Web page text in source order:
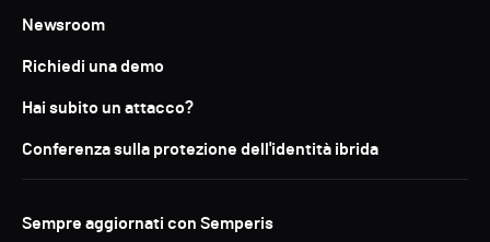
Newsroom
Richiedi una demo
Hai subito un attacco?
Conferenza sulla protezione dell'identità ibrida
Sempre aggiornati con Semperis